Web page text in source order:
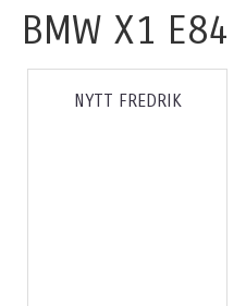
BMW X1 E84
NYTT FREDRIK